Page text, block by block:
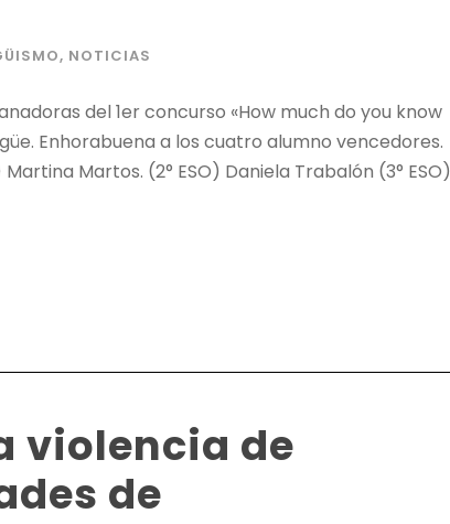
, NOTICIAS
del 1er concurso «How much do you know
Enhorabuena a los cuatro alumno vencedores.
Martos. (2° ESO) Daniela Trabalón (3° ESO)
violencia de
de